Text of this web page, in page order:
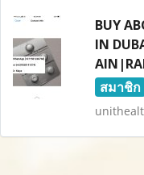
BUY
IN
สมาชิก